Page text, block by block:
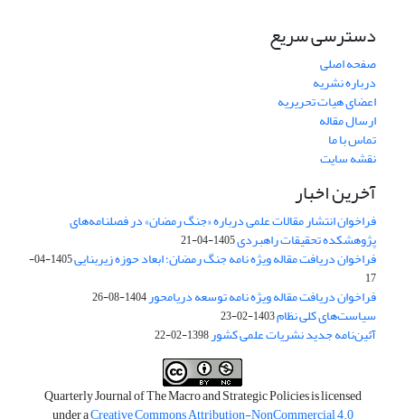
دسترسی سریع
صفحه اصلی
درباره نشریه
اعضای هیات تحریریه
ارسال مقاله
تماس با ما
نقشه سایت
آخرین اخبار
فراخوان انتشار مقالات علمی درباره «جنگ رمضان» در فصلنامه‌های
پژوهشکده تحقیقات راهبردی1405-04-21
فراخوان دریافت مقاله ویژه نامه جنگ رمضان؛ ابعاد حوزه زیربنایی
1405-04-
17
فراخوان دریافت مقاله ویژه نامه توسعه دریامحور1404-08-26
سیاست‌های کلی نظام1403-02-23
آئین‌نامه جدید نشریات علمی کشور1398-02-22
Quarterly Journal of The Macro and Strategic Policies is licensed